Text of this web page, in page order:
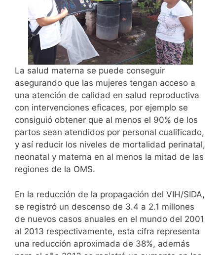
La salud materna se puede conseguir
asegurando que las mujeres tengan acceso a
una atención de calidad en salud reproductiva
con intervenciones eficaces, por ejemplo se
consiguió obtener que al menos el 90% de los
partos sean atendidos por personal cualificado,
y así reducir los niveles de mortalidad perinatal,
neonatal y materna en al menos la mitad de las
regiones de la OMS.
En la reducción de la propagación del VIH/SIDA,
se registró un descenso de 3.4 a 2.1 millones
de nuevos casos anuales en el mundo del 2001
al 2013 respectivamente, esta cifra representa
una reducción aproximada de 38%, además